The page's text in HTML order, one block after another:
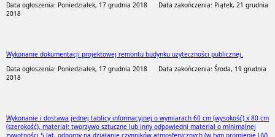
Data ogłoszenia: Poniedziałek, 17 grudnia 2018 Data zakończenia: Piątek, 21 grudnia
2018
Wykonanie dokumentacji projektowej remontu budynku użyteczności publicznej.
Data ogłoszenia: Poniedziałek, 17 grudnia 2018 Data zakończenia: Środa, 19 grudnia
2018
Wykonanie i dostawa jednej tablicy informacyjnej o wymiarach 60 cm (wysokość) x 80 cm
(szerokość), materiał: tworzywo sztuczne lub inny odpowiedni materiał o minimalnej
żywotności 5 lat, odporny na działanie czynników atmosferycznych (w tym promienie UV)